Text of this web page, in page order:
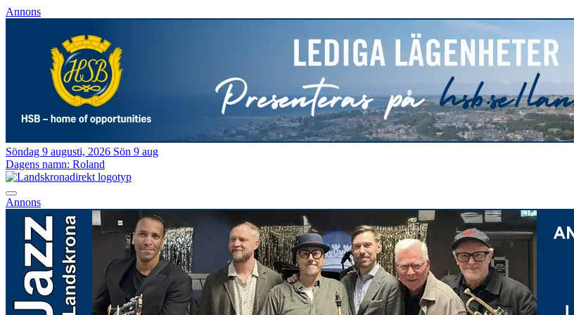
Annons
Söndag 9 augusti, 2026 Sön 9 aug
Dagens namn: Roland
Annons